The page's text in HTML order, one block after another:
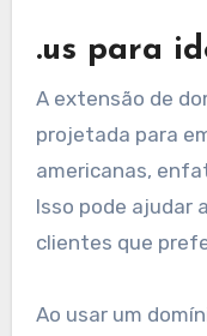
.us para
A extensão de
projetada para
americanas,
Isso pode ajudar
clientes que
Ao usar um